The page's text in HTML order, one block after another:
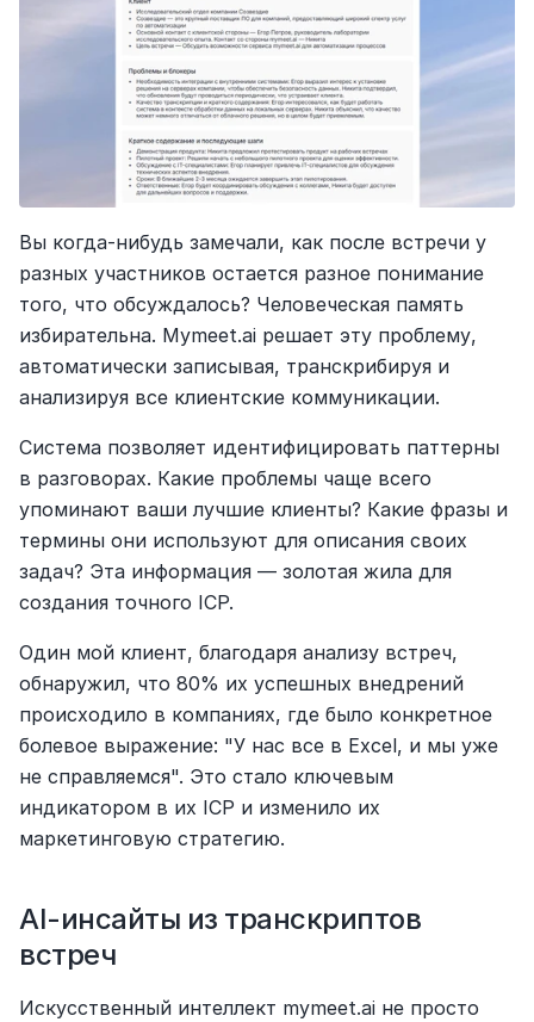
Вы когда-нибудь замечали, как после встречи у
разных участников остается разное понимание
того, что обсуждалось? Человеческая память
избирательна. Mymeet.ai решает эту проблему,
автоматически записывая, транскрибируя и
анализируя все клиентские коммуникации.
Система позволяет идентифицировать паттерны
в разговорах. Какие проблемы чаще всего
упоминают ваши лучшие клиенты? Какие фразы и
термины они используют для описания своих
задач? Эта информация — золотая жила для
создания точного ICP.
Один мой клиент, благодаря анализу встреч,
обнаружил, что 80% их успешных внедрений
происходило в компаниях, где было конкретное
болевое выражение: "У нас все в Excel, и мы уже
не справляемся". Это стало ключевым
индикатором в их ICP и изменило их
маркетинговую стратегию.
AI-инсайты из транскриптов
встреч
Искусственный интеллект mymeet.ai не просто